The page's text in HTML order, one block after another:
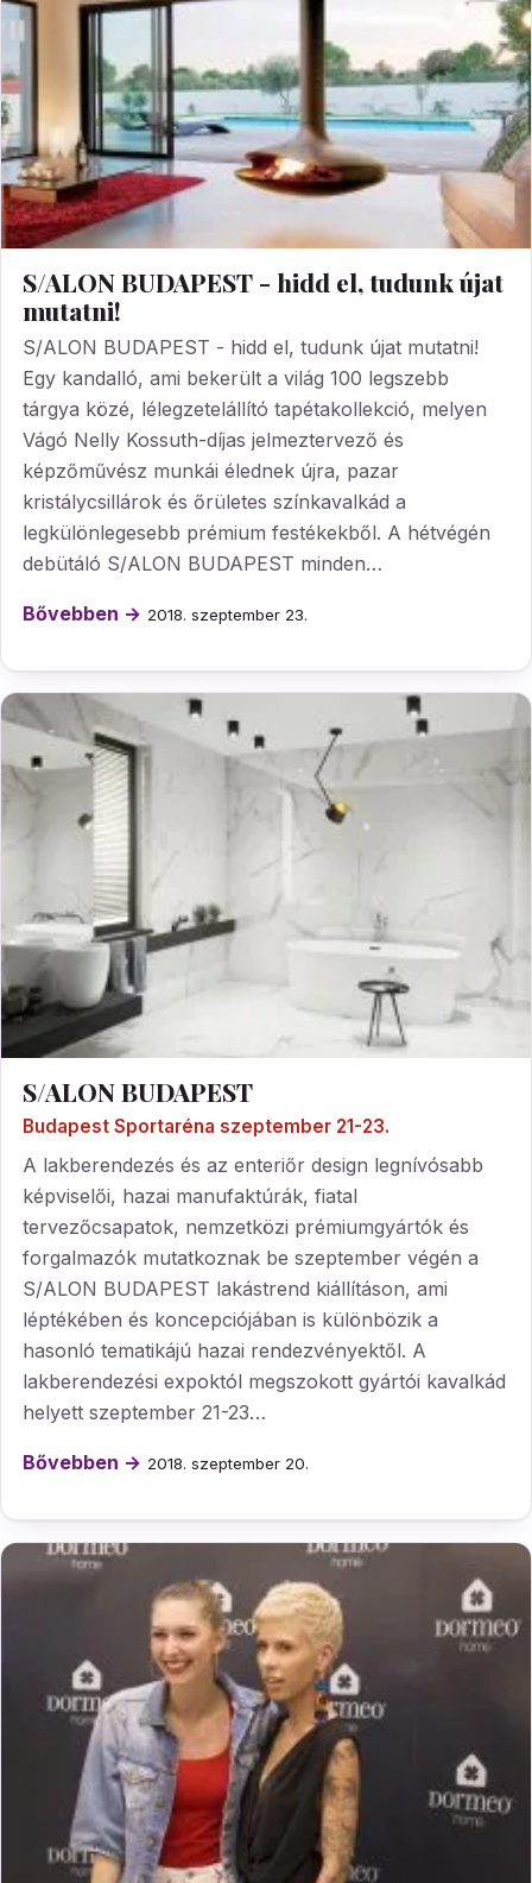
S/ALON BUDAPEST - hidd el, tudunk újat
mutatni!
S/ALON BUDAPEST - hidd el, tudunk újat mutatni!
Egy kandalló, ami bekerült a világ 100 legszebb
tárgya közé, lélegzetelállító tapétakollekció, melyen
Vágó Nelly Kossuth-díjas jelmeztervező és
képzőművész munkái élednek újra, pazar
kristálycsillárok és őrületes színkavalkád a
legkülönlegesebb prémium festékekből. A hétvégén
debütáló S/ALON BUDAPEST minden…
Bővebben → 2018. szeptember 23.
S/ALON BUDAPEST
Budapest Sportaréna szeptember 21-23.
A lakberendezés és az enteriőr design legnívósabb
képviselői, hazai manufaktúrák, fiatal
tervezőcsapatok, nemzetközi prémiumgyártók és
forgalmazók mutatkoznak be szeptember végén a
S/ALON BUDAPEST lakástrend kiállításon, ami
léptékében és koncepciójában is különbözik a
hasonló tematikájú hazai rendezvényektől. A
lakberendezési expoktól megszokott gyártói kavalkád
helyett szeptember 21-23…
Bővebben → 2018. szeptember 20.